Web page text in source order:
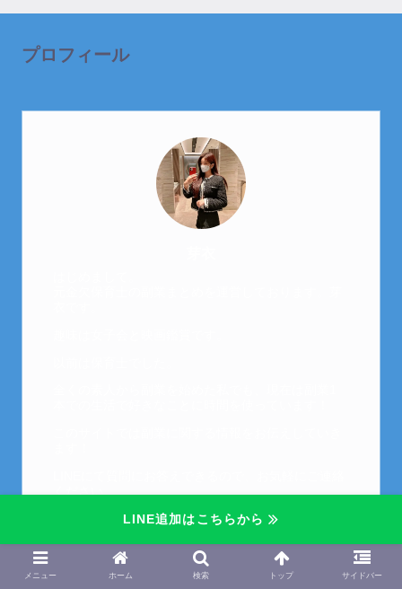
LINE追加はこちらから
プロフィール
↓こちらからメッセージどうぞ↓
メニュー ホーム 検索 トップ サイドバー